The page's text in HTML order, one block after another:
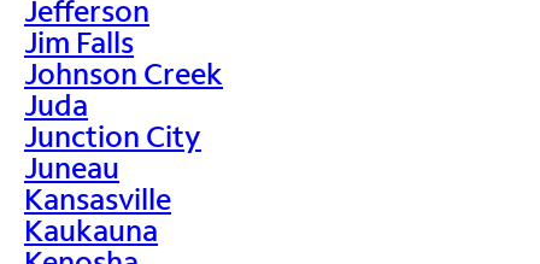
Jefferson
Jim Falls
Johnson Creek
Juda
Junction City
Juneau
Kansasville
Kaukauna